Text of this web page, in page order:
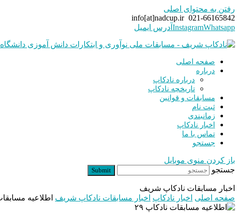
رفتن به محتوای اصلی
021-66165842
info[at]nadcup.ir
InstagramWhatsapp آدرس ایمیل
صفحه اصلی
درباره
درباره نادکاپ
تاریخچه نادکاپ
مسابقات و قوانین
ثبت نام
زمانبندی
اخبار نادکاپ
تماس با ما
جستجو
باز کردن منوی موبایل
جستجو
Submit
اخبار مسابقات نادکاپ شریف
صفحه اصلی اخبار نادکاپ اخبار مسابقات نادکاپ شریف اطلاعیه مسابقات